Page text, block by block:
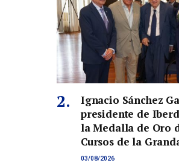
Ignacio Sánchez
presidente de
la Medalla de Oro
Cursos de la
03/08/2026